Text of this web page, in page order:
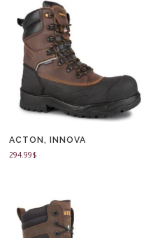
ACTON, INNOVA
294.99$